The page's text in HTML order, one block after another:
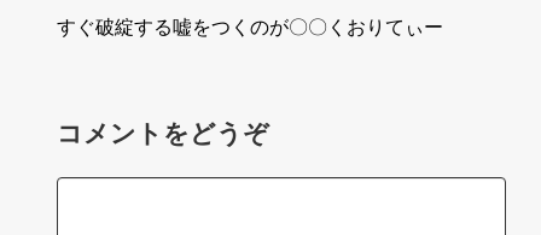
すぐ破綻する嘘をつくのが〇〇くおりてぃー
コメントをどうぞ